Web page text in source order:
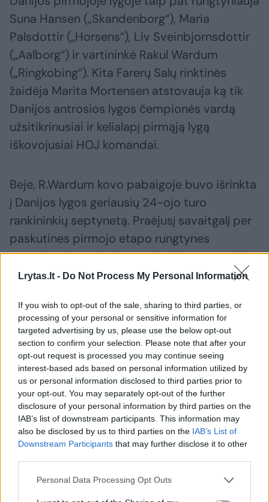
Lrytas.lt - Do Not Process My Personal Information
If you wish to opt-out of the sale, sharing to third parties, or
processing of your personal or sensitive information for
targeted advertising by us, please use the below opt-out
section to confirm your selection. Please note that after your
opt-out request is processed you may continue seeing
interest-based ads based on personal information utilized by
us or personal information disclosed to third parties prior to
your opt-out. You may separately opt-out of the further
disclosure of your personal information by third parties on the
IAB’s list of downstream participants. This information may
also be disclosed by us to third parties on the IAB’s List of
Downstream Participants that may further disclose it to other
Personal Data Processing Opt Outs
Suna Hansen („Skandenborg“), Maria
Palsdottir („Horsens“), Liv Sveinbjornsdottir
(„Aalborg“) ir vartininkė Rakul Wardum
(„Ringkobing“). Kita Farerų Salų rinktinės
žaidėja Marita Mortensen atstovauja ką tik
Danijos antrosios lygos čempionės vardą
užsitikrinusiai ir kelialapį pirmąją lygą
iškovojusiai HOJ komandai.
Beje, R.Wardum kovo pabaigoje buvo išrinkta
į Danijos lygos geriausių 24-ojo turo
rankininkių septynetą. Praėjusį savaitgalį per
paskutines pirmojo etapo rungtynes
R.Wardum buvo bejėgė prieš kitą Farerų Salų
rinktinės rankininkę. „Ringkobing“ pralaimėjo
žaidėja buvo išrinkta P.Brandenborg.
Lietuvės
Lietuvos moterų rankinio pajėgos – daug
kuklesnės. Dauguma rinktinės žaidėjų
rungtyniauja Lietuvos komandose, o iš
užsienio klubų atvyko tik keturios rankininkės.